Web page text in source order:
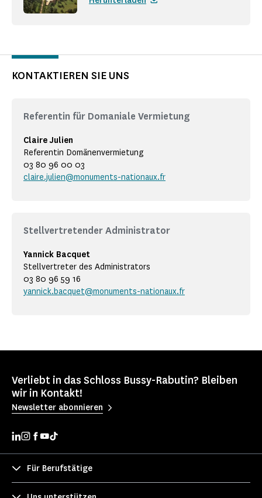
KONTAKTIEREN SIE UNS
Referentin für Domaniale Vermietung
Claire Julien
Referentin Domänenvermietung
03 80 96 00 03
claire.julien@monuments-nationaux.fr
Stellvertretender Administrator
Yannick Bacquet
Stellvertreter des Administrators
03 80 96 59 16
yannick.bacquet@monuments-nationaux.fr
Verliebt in das Schloss Bussy-Rabutin? Bleiben
wir in Kontakt!
Newsletter abonnieren
Für Berufstätige